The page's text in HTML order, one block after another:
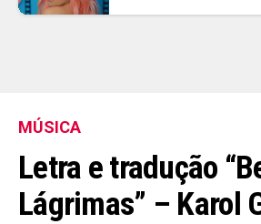
MÚSICA
Letra e tradução
Lágrimas” – Karol